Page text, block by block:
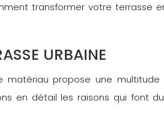
transformer votre terrasse
URBAINE
propose une
en détail les raisons qui font